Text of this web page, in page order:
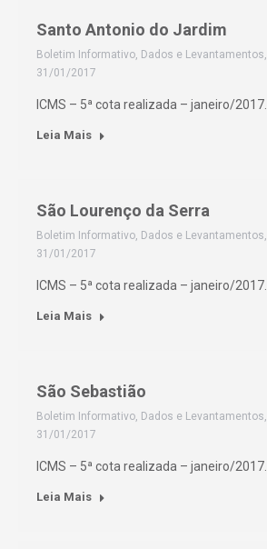
Santo Antonio do Jardim
Boletim Informativo, Dados e Levantamentos,
31/01/2017
ICMS – 5ª cota realizada – janeiro/2017.
Leia Mais
São Lourenço da Serra
Boletim Informativo, Dados e Levantamentos,
31/01/2017
ICMS – 5ª cota realizada – janeiro/2017.
Leia Mais
São Sebastião
Boletim Informativo, Dados e Levantamentos,
31/01/2017
ICMS – 5ª cota realizada – janeiro/2017.
Leia Mais